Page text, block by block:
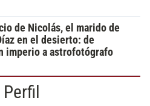
de Nicolás, el marido de
en el desierto: de
imperio a astrofotógrafo